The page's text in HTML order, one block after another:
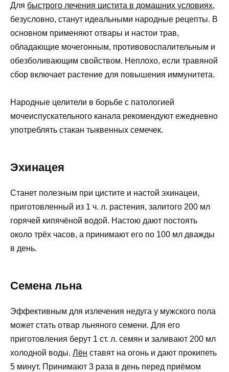
Для быстрого лечения цистита в домашних условиях,
безусловно, станут идеальными народные рецепты. В
основном применяют отвары и настои трав,
обладающие мочегонным, противовоспалительным и
обезболивающим свойством. Неплохо, если травяной
сбор включает растение для повышения иммунитета.
Народные целители в борьбе с патологией
мочеиспускательного канала рекомендуют ежедневно
употреблять стакан тыквенных семечек.
Эхинацея
Станет полезным при цистите и настой эхинацеи,
приготовленный из 1 ч. л. растения, залитого 200 мл
горячей кипячёной водой. Настою дают постоять
около трёх часов, а принимают его по 100 мл дважды
в день.
Семена льна
Эффективным для излечения недуга у мужского пола
может стать отвар льняного семени. Для его
приготовления берут 1 ст. л. семян и заливают 200 мл
холодной воды. Лён ставят на огонь и дают прокипеть
5 минут. Принимают 3 раза в день перед приёмом